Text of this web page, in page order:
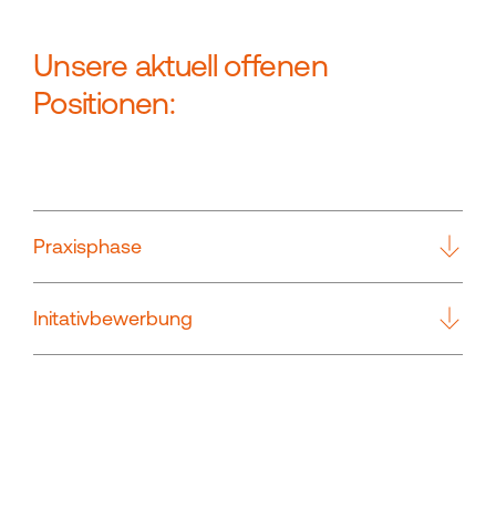
Unsere aktuell offenen
Positionen:
Praxisphase
Initativbewerbung